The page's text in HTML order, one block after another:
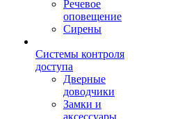
Речевое
оповещение
Сирены
Системы контроля
доступа
Дверные
доводчики
Замки и
аксессуары